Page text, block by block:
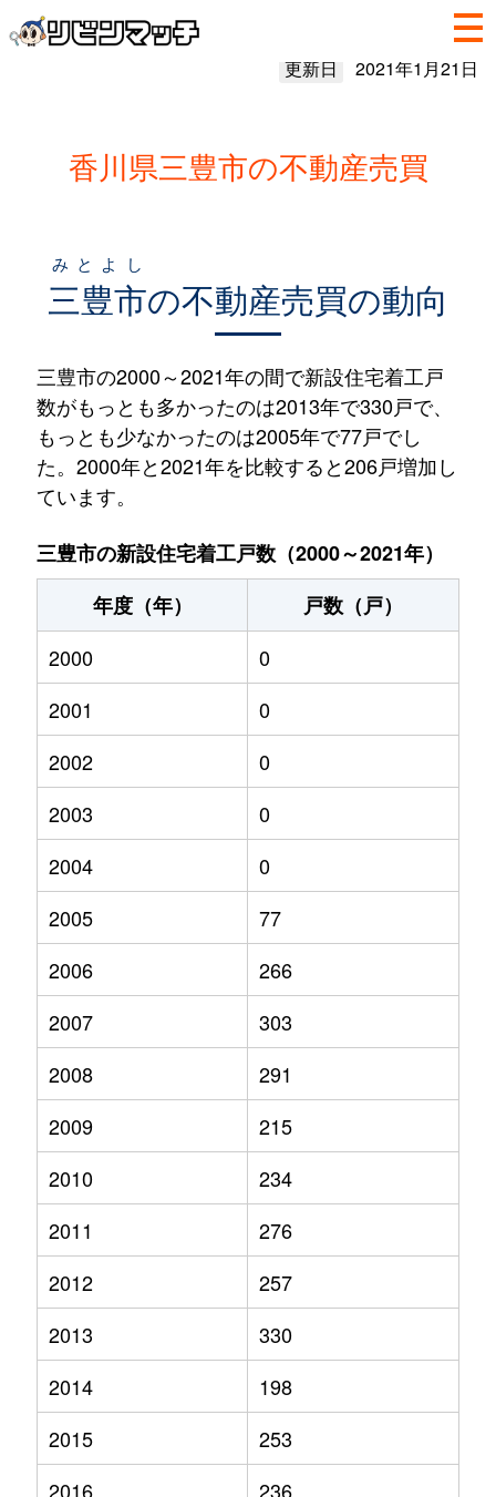
更新日 2021年1月21日
香川県三豊市の不動産売買
三豊市
みとよし
の不動産売買の動向
三豊市の2000～2021年の間で新設住宅着工戸
数がもっとも多かったのは2013年で330戸で、
もっとも少なかったのは2005年で77戸でし
た。2000年と2021年を比較すると206戸増加し
ています。
三豊市の新設住宅着工戸数（2000～2021年）
年度（年）
戸数（戸）
2000
0
2001
0
2002
0
2003
0
2004
0
2005
77
2006
266
2007
303
2008
291
2009
215
2010
234
2011
276
2012
257
2013
330
2014
198
2015
253
2016
236